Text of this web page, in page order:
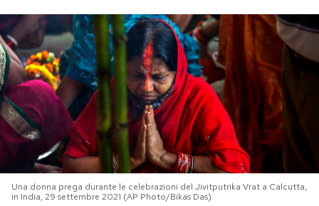
Sport
Mondiali calcio 2026
PODCAST
NEWSLETTER
I MIEI PREFERITI
Una donna prega durante le celebrazioni del Jivitputrika Vrat a Calcutta,
in India, 29 settembre 2021 (AP Photo/Bikas Das)